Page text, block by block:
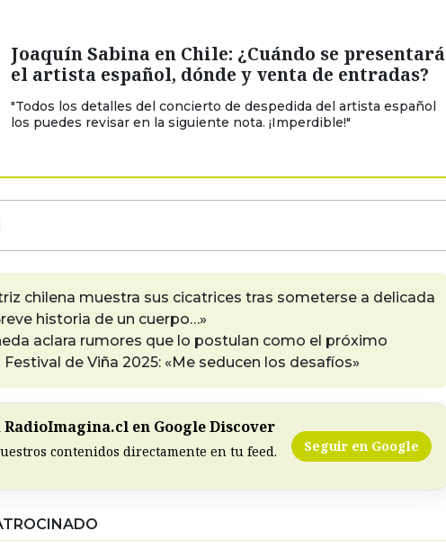
Joaquín Sabina en Chile: ¿Cuándo se presentará
el artista español, dónde y venta de entradas?
"Todos los detalles del concierto de despedida del artista español
los puedes revisar en la siguiente nota. ¡Imperdible!"
chilena muestra sus cicatrices tras someterse a delicada
historia de un cuerpo…»
aclara rumores que lo postulan como el próximo
de Viña 2025: «Me seducen los desafíos»
RadioImagina.cl en Google Discover
contenidos directamente en tu feed. Seguir en Google